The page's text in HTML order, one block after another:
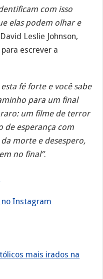
com isso
elas podem olhar e
Leslie Johnson,
escrever a
fé forte e você sabe
para um final
um filme de terror
de esperança com
morte e desespero,
no final”.
no Instagram
mais irados na